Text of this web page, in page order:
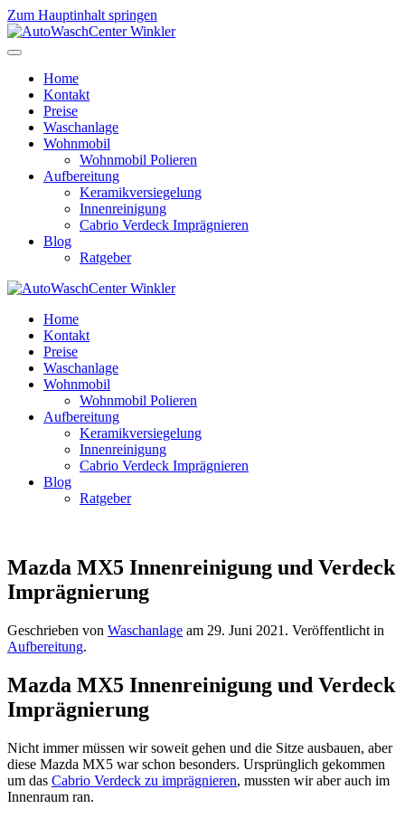
Zum Hauptinhalt springen
Home
Kontakt
Preise
Waschanlage
Wohnmobil
Wohnmobil Polieren
Aufbereitung
Keramikversiegelung
Innenreinigung
Cabrio Verdeck Imprägnieren
Blog
Ratgeber
Home
Kontakt
Preise
Waschanlage
Wohnmobil
Wohnmobil Polieren
Aufbereitung
Keramikversiegelung
Innenreinigung
Cabrio Verdeck Imprägnieren
Blog
Ratgeber
Mazda MX5 Innenreinigung und Verdeck
Imprägnierung
Geschrieben von Waschanlage am 29. Juni 2021 . Veröffentlicht in
Aufbereitung.
Mazda MX5 Innenreinigung und Verdeck
Imprägnierung
Nicht immer müssen wir soweit gehen und die Sitze ausbauen, aber
diese Mazda MX5 war schon besonders. Ursprünglich gekommen
um das Cabrio Verdeck zu imprägnieren, mussten wir aber auch im
Innenraum ran.